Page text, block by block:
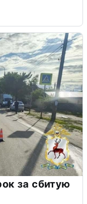
за сбитую